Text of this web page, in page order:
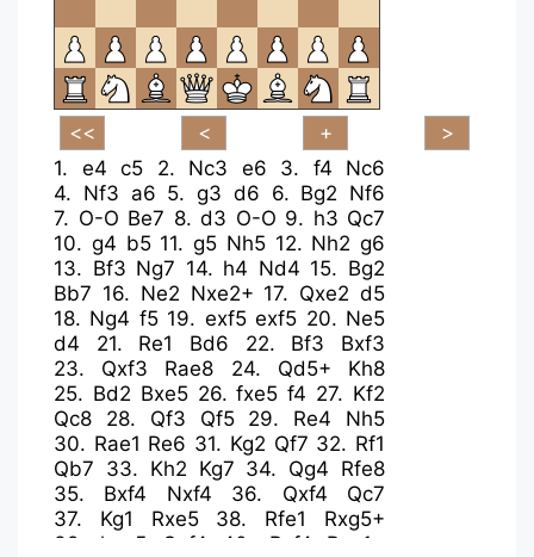
1. e4 c5 2. Nc3 e6 3. f4
Nc6
4. Nf3 a6 5. g3 d6 6. Bg2 Nf6
7. O-O Be7 8. d3 O-O 9. h3 Qc7
10. g4 b5 11. g5 Nh5 12. Nh2 g6
13. Bf3 Ng7 14. h4 Nd4 15. Bg2
Bb7 16. Ne2 Nxe2+ 17. Qxe2 d5
18. Ng4 f5 19. exf5 exf5 20. Ne5
d4
21. Re1 Bd6 22. Bf3
Bxf3
23. Qxf3 Rae8 24. Qd5+
Kh8
25. Bd2 Bxe5 26.fxe5 f4 27. Kf2
Qc8
28. Qf3 Qf5 29. Re4
Nh5
30. Rae1 Re6 31. Kg2 Qf7 32. Rf1
Qb7 33. Kh2 Kg7 34. Qg4 Rfe8
35. Bxf4 Nxf4 36. Qxf4
Qc7
37. Kg1 Rxe5 38. Rfe1
Rxg5+
39. hxg5 Qxf4 40. Rxf4
Rxe1+